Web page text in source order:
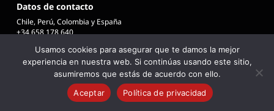
Datos de contacto
Chile, Perú, Colombia y España
+34 658 178 640
info@logistica360.pe
info@logistica360.co
info@logistica360.es
COPYRIGHT © 2026 L360 - LOGISTICA 360 SUPPLY CHAIN MANAGEMENT
Desarrollado por Desima Estudio
Usamos cookies para asegurar que te damos la mejor
experiencia en nuestra web. Si continúas usando este sitio,
asumiremos que estás de acuerdo con ello.
Aceptar
Política de privacidad